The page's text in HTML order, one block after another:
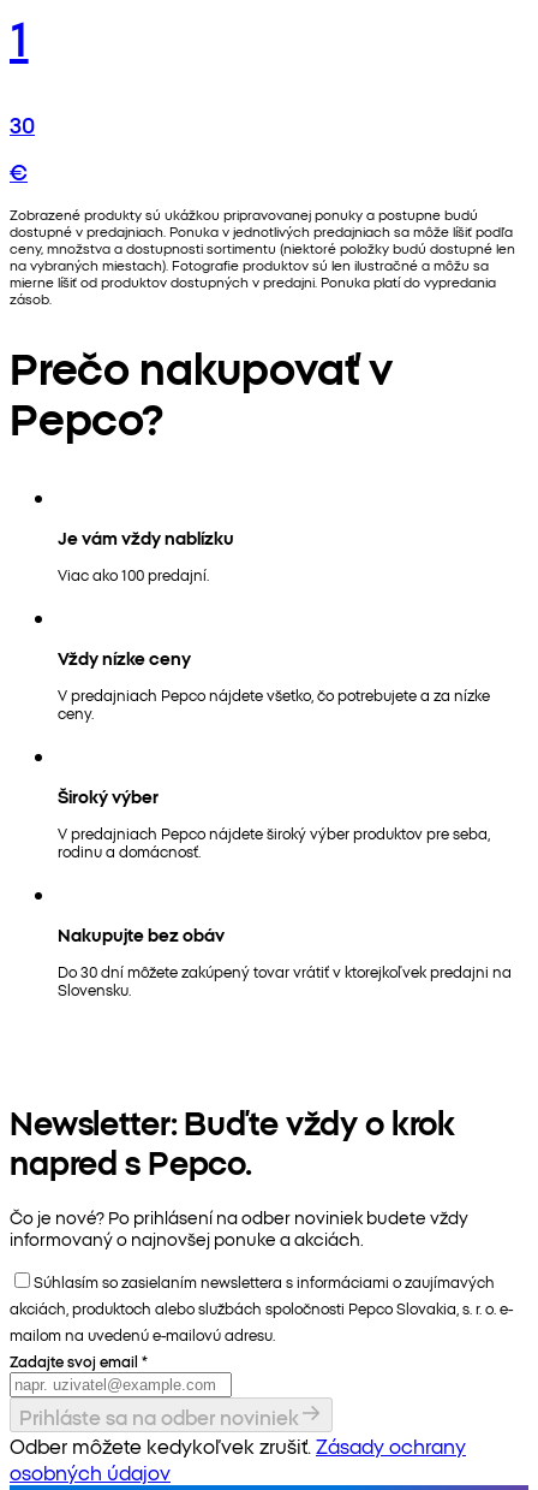
1
30
€
Zobrazené produkty sú ukážkou pripravovanej ponuky a postupne budú
dostupné v predajniach. Ponuka v jednotlivých predajniach sa môže líšiť podľa
ceny, množstva a dostupnosti sortimentu (niektoré položky budú dostupné len
na vybraných miestach). Fotografie produktov sú len ilustračné a môžu sa
mierne líšiť od produktov dostupných v predajni. Ponuka platí do vypredania
zásob.
Prečo nakupovať v
Pepco?
Je vám vždy nablízku
Viac ako 100 predajní.
Vždy nízke ceny
V predajniach Pepco nájdete všetko, čo potrebujete a za nízke
ceny.
Široký výber
V predajniach Pepco nájdete široký výber produktov pre seba,
rodinu a domácnosť.
Nakupujte bez obáv
Do 30 dní môžete zakúpený tovar vrátiť v ktorejkoľvek predajni na
Slovensku.
Newsletter: Buďte vždy o krok
napred s Pepco.
Čo je nové? Po prihlásení na odber noviniek budete vždy
informovaný o najnovšej ponuke a akciách.
Súhlasím so zasielaním newslettera s informáciami o zaujímavých
akciách, produktoch alebo službách spoločnosti Pepco Slovakia, s. r. o. e-
mailom na uvedenú e-mailovú adresu.
Zadajte svoj email *
Prihláste sa na odber noviniek
Odber môžete kedykoľvek zrušiť.Zásady ochrany
osobných údajov